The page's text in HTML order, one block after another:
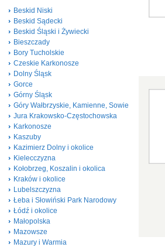
Beskid Niski
Beskid Sądecki
Beskid Śląski i Żywiecki
Bieszczady
Bory Tucholskie
Czeskie Karkonosze
Dolny Śląsk
Gorce
Górny Śląsk
Góry Wałbrzyskie, Kamienne, Sowie
Jura Krakowsko-Częstochowska
Karkonosze
Kaszuby
Kazimierz Dolny i okolice
Kielecczyzna
Kołobrzeg, Koszalin i okolica
Kraków i okolice
Lubelszczyzna
Łeba i Słowiński Park Narodowy
Łódź i okolice
Małopolska
Mazowsze
Mazury i Warmia